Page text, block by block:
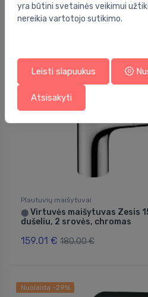
224.00 € 258.00 €
Plautuvių maišytuvai
⬤ Virtuvės maišytuvas Zesis
dušeliu, 2 srovės, chromas
159.01 € 180.00 €
Nuolaida -29%
yra būtini svetainės veikimui
nereikia vartotojo sutikimo.
Leisti slapuukus
Atsisakyti